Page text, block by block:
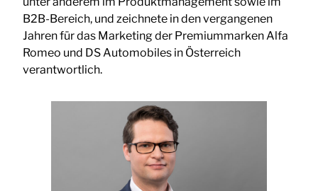
B2B-Bereich, und zeichnete in den vergangenen
Jahren für das Marketing der Premiummarken Alfa
Romeo und DS Automobiles in Österreich
verantwortlich.